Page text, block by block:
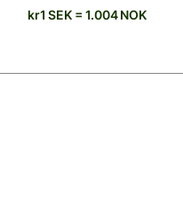
kr1 SEK = 1.004 NOK